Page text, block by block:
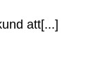
att[...]